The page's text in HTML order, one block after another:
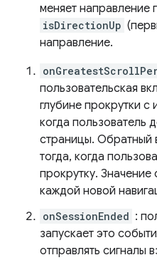
меняет направление
isDirectionUp
направление.
пользовательская
глубине прокрутки с
когда пользователь
страницы. Обратный
тогда, когда
прокрутку.
каждой новой
onSessionEnded :
запускает это
отправлять сигналы